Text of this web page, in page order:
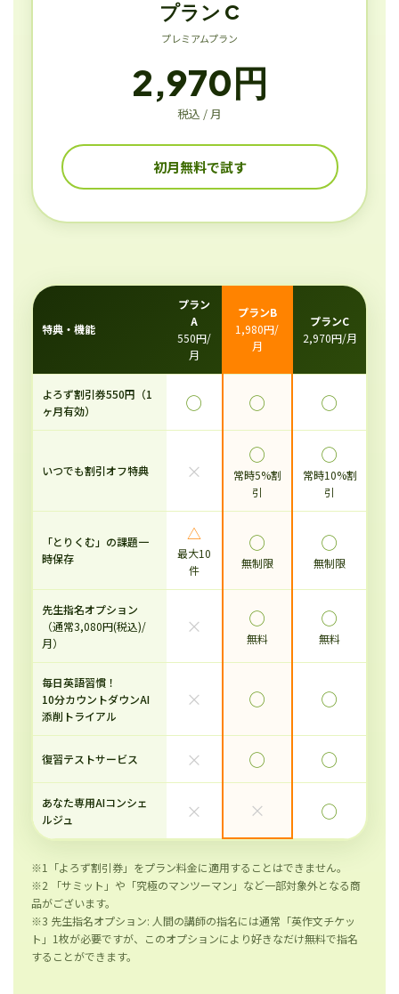
プラン C
プレミアムプラン
2,970円
税込 / 月
初月無料で試す
特典・機能
プラン
A
550円/
月
プランB
1,980円/
月
プランC
2,970円/月
よろず割引券550円（1
ヶ月有効）
◯ ◯ ◯
いつでも割引オフ特典 ×
◯
常時5%割
引
◯
常時10%割
引
「とりくむ」の課題一
時保存
△
最大10
件
◯
無制限
◯
無制限
先生指名オプション
（通常3,080円(税込)/
月）
× ◯
無料
◯
無料
毎日英語習慣！
10分カウントダウンAI
添削トライアル
× ◯ ◯
復習テストサービス × ◯ ◯
あなた専用AIコンシェ
ルジュ
× × ◯
※1「よろず割引券」をプラン料金に適用することはできません。
※2 「サミット」や「究極のマンツーマン」など一部対象外となる商
品がございます。
※3 先生指名オプション: 人間の講師の指名には通常「英作文チケッ
ト」1枚が必要ですが、このオプションにより好きなだけ無料で指名
することができます。